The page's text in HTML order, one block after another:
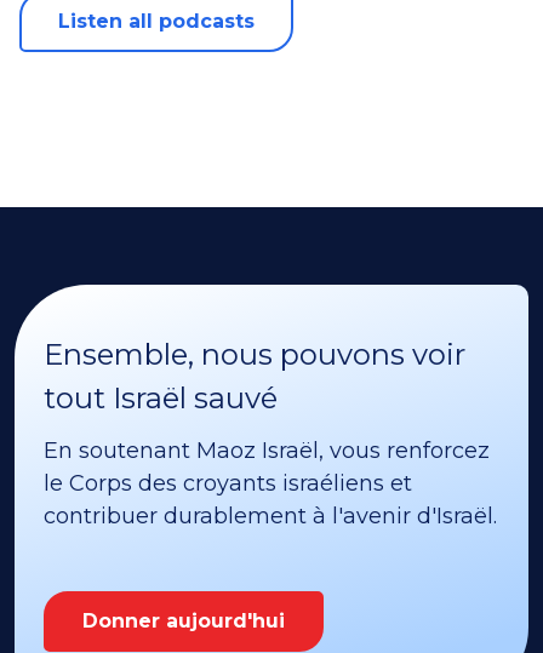
Listen all podcasts
Ensemble, nous pouvons voir
tout Israël sauvé
En soutenant Maoz Israël, vous renforcez
le Corps des croyants israéliens et
contribuer durablement à l'avenir d'Israël.
Donner aujourd'hui